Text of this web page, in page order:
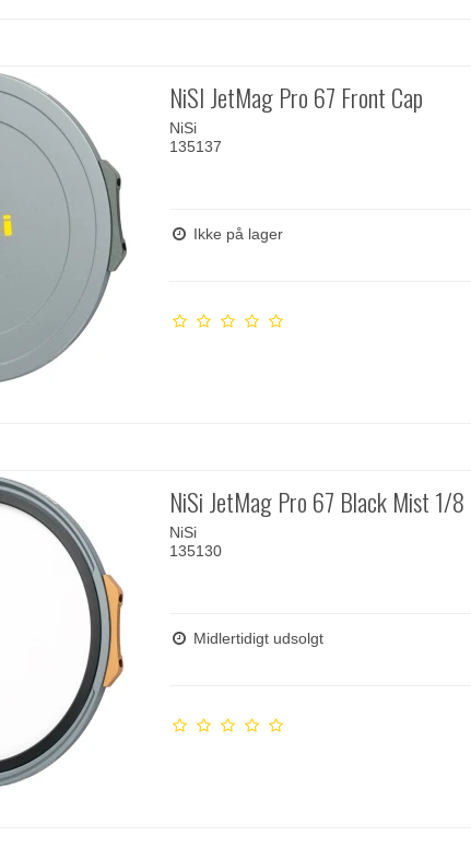
NiSI JetMag Pro 67 Front Cap
NiSi
135137
Ikke på lager
NiSi JetMag Pro 67 Black Mist 1/8
NiSi
135130
Midlertidigt udsolgt